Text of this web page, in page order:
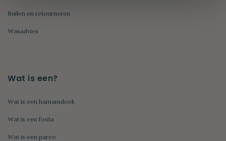
Ruilen en retourneren
Wasadvies
Wat is een?
Wat is een hamamdoek
Wat is een fouta
Wat is een pareo